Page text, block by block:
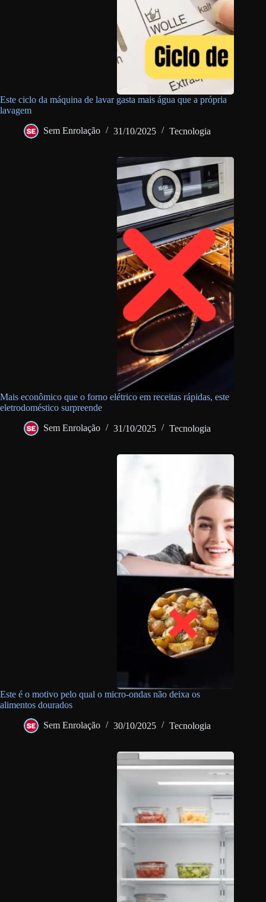
Este ciclo da máquina de lavar gasta mais água que a própria
lavagem
Sem Enrolação 31/10/2025 Tecnologia
Mais econômico que o forno elétrico em receitas rápidas, este
eletrodoméstico surpreende
Sem Enrolação 31/10/2025 Tecnologia
Este é o motivo pelo qual o micro-ondas não deixa os
alimentos dourados
Sem Enrolação 30/10/2025 Tecnologia